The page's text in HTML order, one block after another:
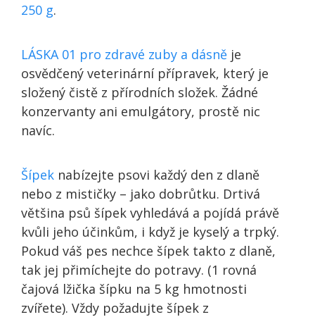
250 g.
LÁSKA 01 pro zdravé zuby a dásně je
osvědčený veterinární přípravek, který je
složený čistě z přírodních složek. Žádné
konzervanty ani emulgátory, prostě nic
navíc.
Šípek nabízejte psovi každý den z dlaně
nebo z mističky – jako dobrůtku. Drtivá
většina psů šípek vyhledává a pojídá právě
kvůli jeho účinkům, i když je kyselý a trpký.
Pokud váš pes nechce šípek takto z dlaně,
tak jej přimíchejte do potravy. (1 rovná
čajová lžička šípku na 5 kg hmotnosti
zvířete). Vždy požadujte šípek z